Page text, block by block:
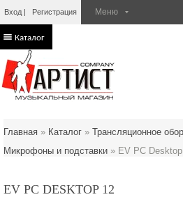
Вход Регистрация
Каталог
Главная » Каталог » Трансляционное
Микрофоны и подставки » EV PC
EV PC DESKTOP 12